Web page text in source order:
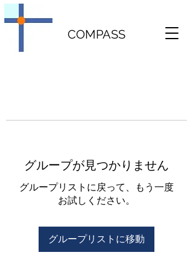
COMPASS
グループが見つかりません
グループリストに戻って、もう一度
お試しください。
グループリストに移動